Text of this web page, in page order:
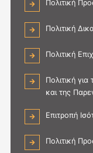
Πολιτική
Πολιτική
Πολιτική
Πολιτική
και της
Επιτροπή
Πολιτική